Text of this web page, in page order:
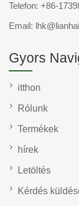
Telefon: +86-
Email:
Gyors
itthon
Rólunk
Termékek
hírek
Letöltés
Kérdés